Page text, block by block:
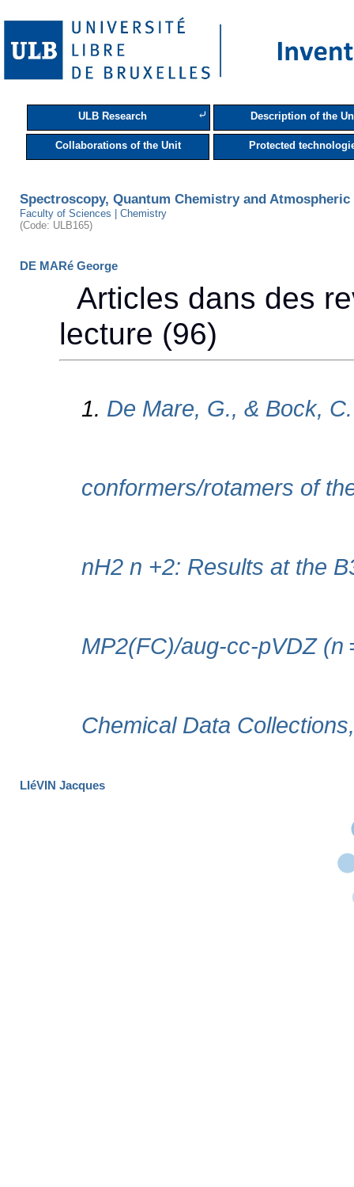
ULB Research ⤶ Description of the
Collaborations of the Unit Protected
Spectroscopy, Quantum Chemistry and Atmospheric
Faculty of Sciences | Chemistry
(Code: ULB165)
DE MARé George
LIéVIN Jacques